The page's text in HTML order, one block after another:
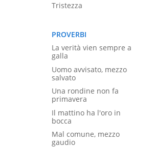
Tristezza
PROVERBI
La verità vien sempre a
galla
Uomo avvisato, mezzo
salvato
Una rondine non fa
primavera
Il mattino ha l'oro in
bocca
Mal comune, mezzo
gaudio